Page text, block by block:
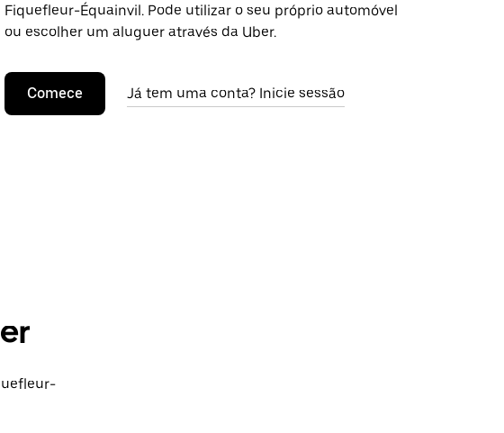
Fiquefleur-Équainvil. Pode utilizar o seu próprio automóvel
ou escolher um aluguer através da Uber.
Comece Já tem uma conta? Inicie sessão